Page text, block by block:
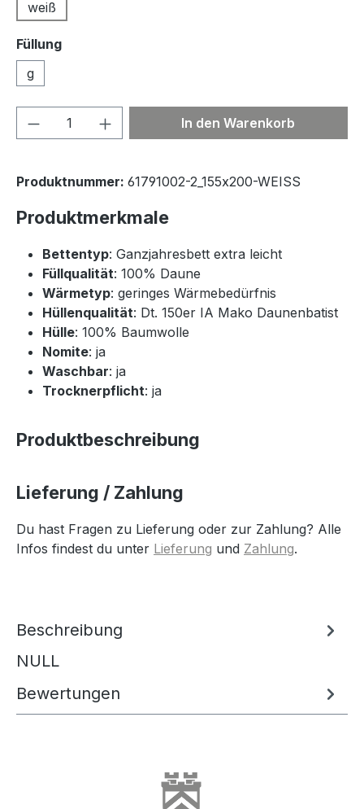
weiß
Füllung
g
Produkt Anzahl: Gib denIn den Warenkorb
Produktnummer: 61791002-2_155x200-WEISS
Produktmerkmale
Bettentyp: Ganzjahresbett extra leicht
Füllqualität: 100% Daune
Wärmetyp: geringes Wärmebedürfnis
Hüllenqualität: Dt. 150er IA Mako Daunenbatist
Hülle: 100% Baumwolle
Nomite: ja
Waschbar: ja
Trocknerpflicht: ja
Produktbeschreibung
Lieferung / Zahlung
Du hast Fragen zu Lieferung oder zur Zahlung? Alle
Infos findest du unter Lieferung und Zahlung.
Beschreibung
NULL
Bewertungen